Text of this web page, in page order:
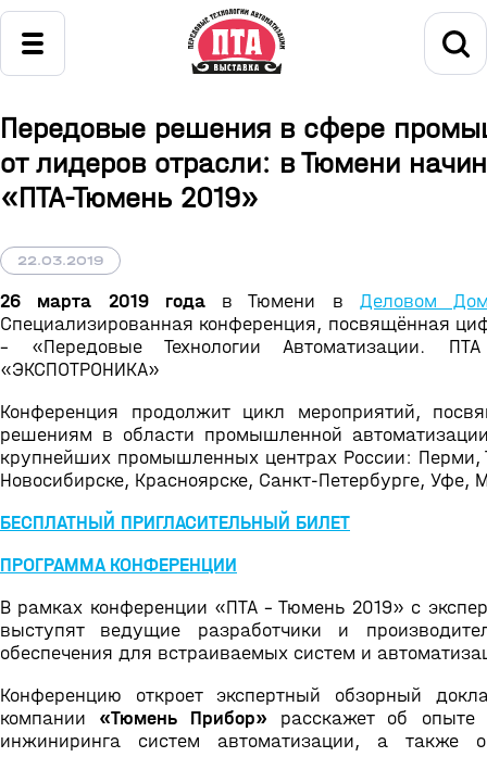
Передовые решения в сфере
от лидеров отрасли: в Тюмени
«ПТА-Тюмень 2019»
22.03.2019
26 марта 2019 года в Тюмени в Деловом
Специализированная конференция, посвящённая
– «Передовые Технологии Автоматизации.
«ЭКСПОТРОНИКА»
Конференция продолжит цикл мероприятий,
решениям в области промышленной
крупнейших промышленных центрах России:
Новосибирске, Красноярске, Санкт-Петербурге, Уфе,
БЕСПЛАТНЫЙ ПРИГЛАСИТЕЛЬНЫЙ БИЛЕТ
ПРОГРАММА КОНФЕРЕНЦИИ
В рамках конференции «ПТА - Тюмень 2019» с
выступят ведущие разработчики и
обеспечения для встраиваемых систем и
Конференцию откроет экспертный обзорный
компании «Тюмень Прибор» расскажет об опыте
инжиниринга систем автоматизации, а